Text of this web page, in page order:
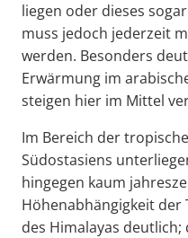
liegen oder dieses
muss jedoch jederzeit
werden. Besonders
Erwärmung im
steigen hier im Mittel
Im Bereich der
Südostasiens
hingegen kaum
Höhenabhängigkeit
des Himalayas